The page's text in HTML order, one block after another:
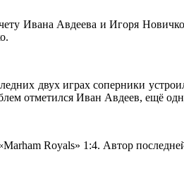
Ивана Авдеева и Игоря
двух играх соперники
отметился Иван Авдеев, ещё
Royals» 1:4. Автор